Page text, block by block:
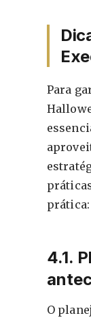
Para
prática:
4.1.
O